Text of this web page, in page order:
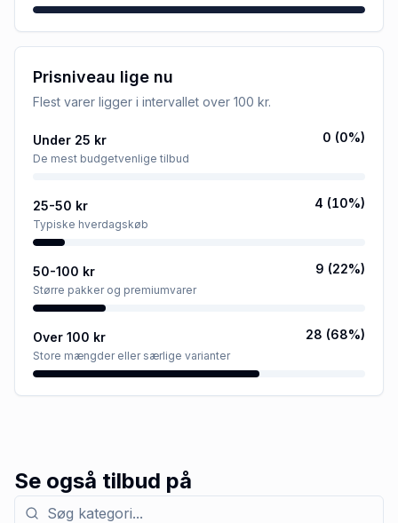
Prisniveau lige nu
Flest varer ligger i intervallet over 100 kr.
Under 25 kr
De mest budgetvenlige tilbud
0 (0%)
25-50 kr
Typiske hverdagskøb
4 (10%)
50-100 kr
Større pakker og premiumvarer
9 (22%)
Over 100 kr
Store mængder eller særlige varianter
28 (68%)
Se også tilbud på
Søg efter kategori med tilbud